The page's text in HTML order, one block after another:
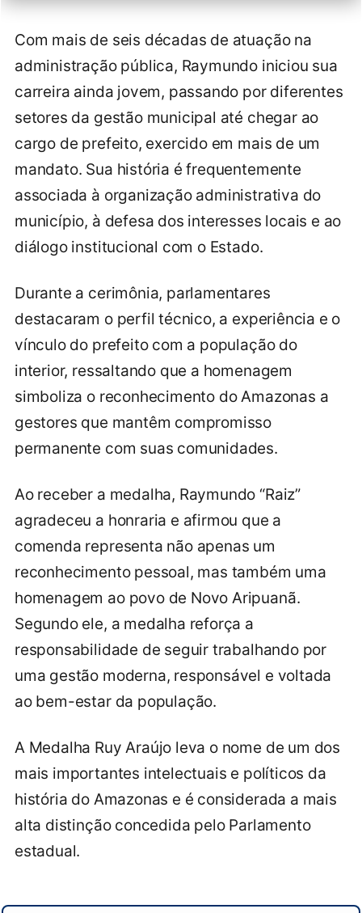
Com mais de seis décadas de atuação na
administração pública, Raymundo iniciou sua
carreira ainda jovem, passando por diferentes
setores da gestão municipal até chegar ao
cargo de prefeito, exercido em mais de um
mandato. Sua história é frequentemente
associada à organização administrativa do
município, à defesa dos interesses locais e ao
diálogo institucional com o Estado.
Durante a cerimônia, parlamentares
destacaram o perfil técnico, a experiência e o
vínculo do prefeito com a população do
interior, ressaltando que a homenagem
simboliza o reconhecimento do Amazonas a
gestores que mantêm compromisso
permanente com suas comunidades.
Ao receber a medalha, Raymundo “Raiz”
agradeceu a honraria e afirmou que a
comenda representa não apenas um
reconhecimento pessoal, mas também uma
homenagem ao povo de Novo Aripuanã.
Segundo ele, a medalha reforça a
responsabilidade de seguir trabalhando por
uma gestão moderna, responsável e voltada
ao bem-estar da população.
A Medalha Ruy Araújo leva o nome de um dos
mais importantes intelectuais e políticos da
história do Amazonas e é considerada a mais
alta distinção concedida pelo Parlamento
estadual.